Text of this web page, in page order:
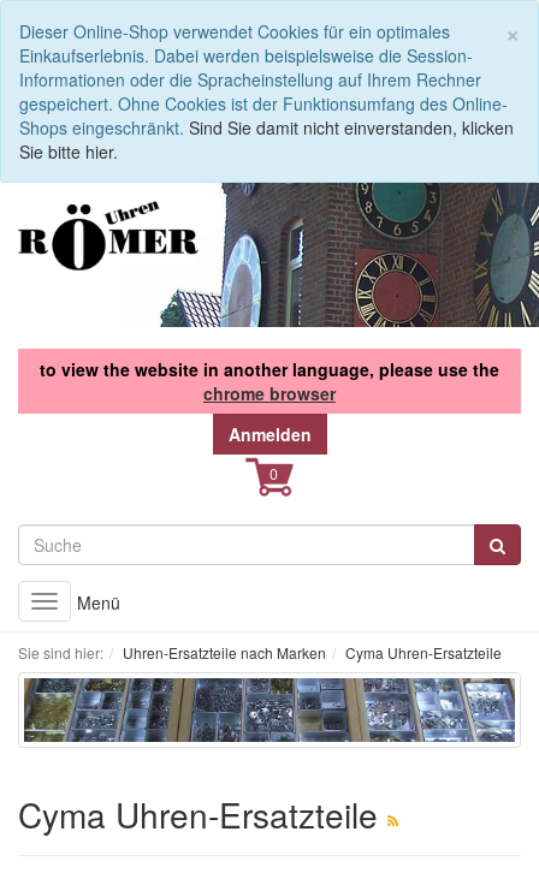
×
Dieser Online-Shop verwendet Cookies für ein optimales
Einkaufserlebnis. Dabei werden beispielsweise die Session-
Informationen oder die Spracheinstellung auf Ihrem Rechner
gespeichert. Ohne Cookies ist der Funktionsumfang des Online-
Shops eingeschränkt. Sind Sie damit nicht einverstanden, klicken
Sie bitte hier.
to view the website in another language, please use the
chrome browser
Anmelden
Toggle
navigation
Menü
Sie sind hier: Uhren-Ersatzteile nach Marken Cyma Uhren-Ersatzteile
Cyma Uhren-Ersatzteile